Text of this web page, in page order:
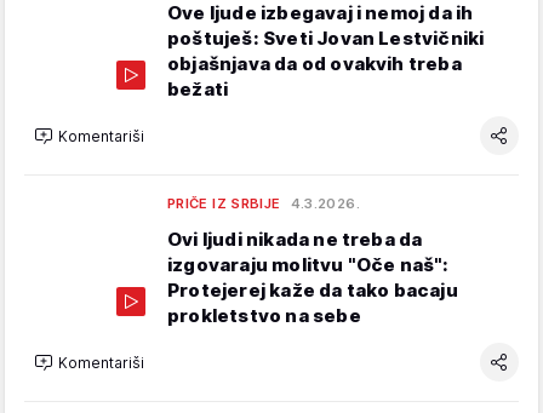
Ove ljude izbegavaj i nemoj da ih
poštuješ: Sveti Jovan Lestvičniki
objašnjava da od ovakvih treba
bežati
Komentariši
PRIČE IZ SRBIJE 4.3.2026.
Ovi ljudi nikada ne treba da
izgovaraju molitvu "Oče naš":
Protejerej kaže da tako bacaju
prokletstvo na sebe
Komentariši